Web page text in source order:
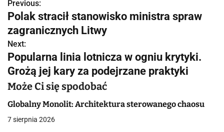
N
a
w
i
g
a
c
Previous:
Polak stracił stanowisko ministra spraw
zagranicznych Litwy
Next:
Popularna linia lotnicza w ogniu krytyki.
Grożą jej kary za podejrzane praktyki
Może Ci się spodobać
Globalny Monolit: Architektura sterowanego chaosu
7 sierpnia 2026